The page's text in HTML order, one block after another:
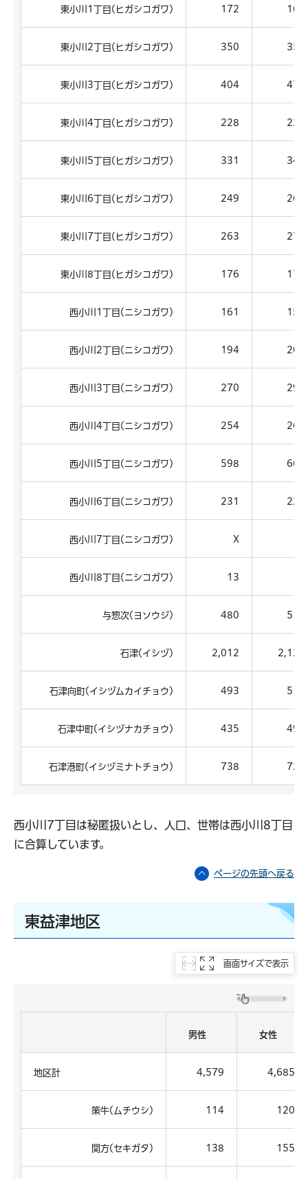
東小川1丁目(ヒガシコガワ) 172 163
東小川2丁目(ヒガシコガワ) 350 354
東小川3丁目(ヒガシコガワ) 404 478
東小川4丁目(ヒガシコガワ) 228 237
東小川5丁目(ヒガシコガワ) 331 341
東小川6丁目(ヒガシコガワ) 249 267
東小川7丁目(ヒガシコガワ) 263 277
東小川8丁目(ヒガシコガワ) 176 175
西小川1丁目(ニシコガワ) 161 152
西小川2丁目(ニシコガワ) 194 200
西小川3丁目(ニシコガワ) 270 297
西小川4丁目(ニシコガワ) 254 265
西小川5丁目(ニシコガワ) 598 663
西小川6丁目(ニシコガワ) 231 224
西小川7丁目(ニシコガワ) X
西小川8丁目(ニシコガワ) 13
与惣次(ヨソウジ) 480 512
石津(イシヅ) 2,012 2,125
石津向町(イシヅムカイチョウ) 493 516
石津中町(イシヅナカチョウ) 435 491
石津港町(イシヅミナトチョウ) 738 728
西小川7丁目は秘匿扱いとし、人口、世帯は西小川8丁目
に合算しています。
ページの先頭へ戻る
東益津地区
画面サイズで表示
男性 女性
地区計 4,579 4,685
策牛(ムチウシ) 114 120
関方(セキガタ) 138 155